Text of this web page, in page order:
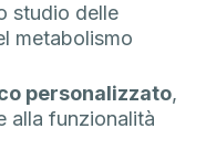
studio delle
metabolismo
personalizzato,
alla funzionalità